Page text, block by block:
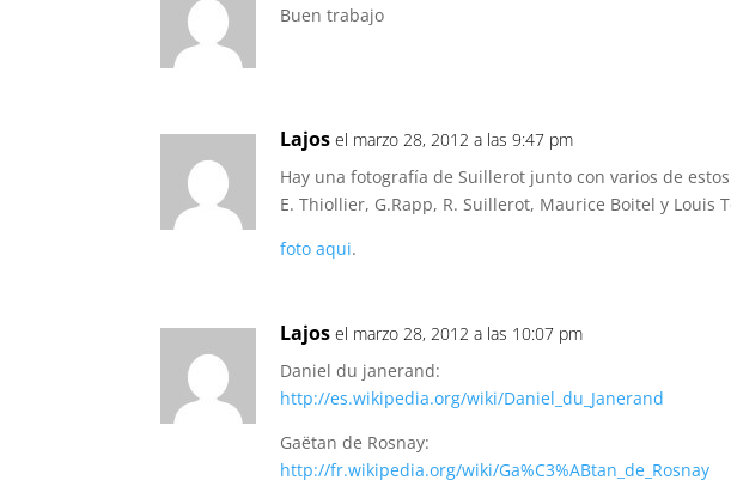
Buen trabajo
Lajos el marzo 28, 2012 a las 9:47 pm
Hay una fotografía de Suillerot junto con varios de
E. Thiollier, G.Rapp, R. Suillerot, Maurice Boitel y Louis
foto aqui.
Lajos el marzo 28, 2012 a las 10:07 pm
Daniel du janerand:
http://es.wikipedia.org/wiki/Daniel_du_Janerand
Gaëtan de Rosnay:
http://fr.wikipedia.org/wiki/Ga%C3%ABtan_de_Rosnay